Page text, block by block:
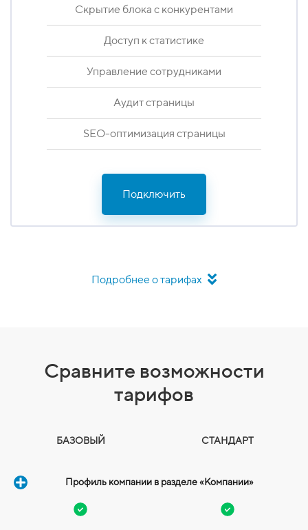
Скрытие блока с конкурентами
Доступ к статистике
Управление сотрудниками
Аудит страницы
SEO-оптимизация страницы
Подключить
Скрытие блока с конкурентами
Доступ к статистике
Управление сотрудниками
Аудит страницы
SEO-оптимизация страницы
Подключить на год
Подробнее о тарифах
Сравните возможности
тарифов
БАЗОВЫЙ СТАНДАРТ
Профиль компании в разделе «Компании»